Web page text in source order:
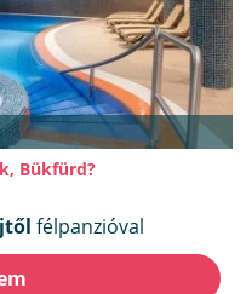
Bükfürd?
félpanzióval